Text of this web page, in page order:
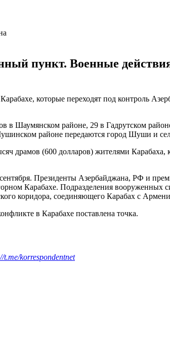
пункт. Военные
которые переходят под контроль
в Шаумянском районе, 29 в Гадрутском
районе передаются город Шуши и
драмов (600 долларов) жителями Карабаха,
Президенты Азербайджана, РФ и
Карабахе. Подразделения
коридора, соединяющего Карабах с
в Карабахе поставлена точка.
t.me/korrespondentnet